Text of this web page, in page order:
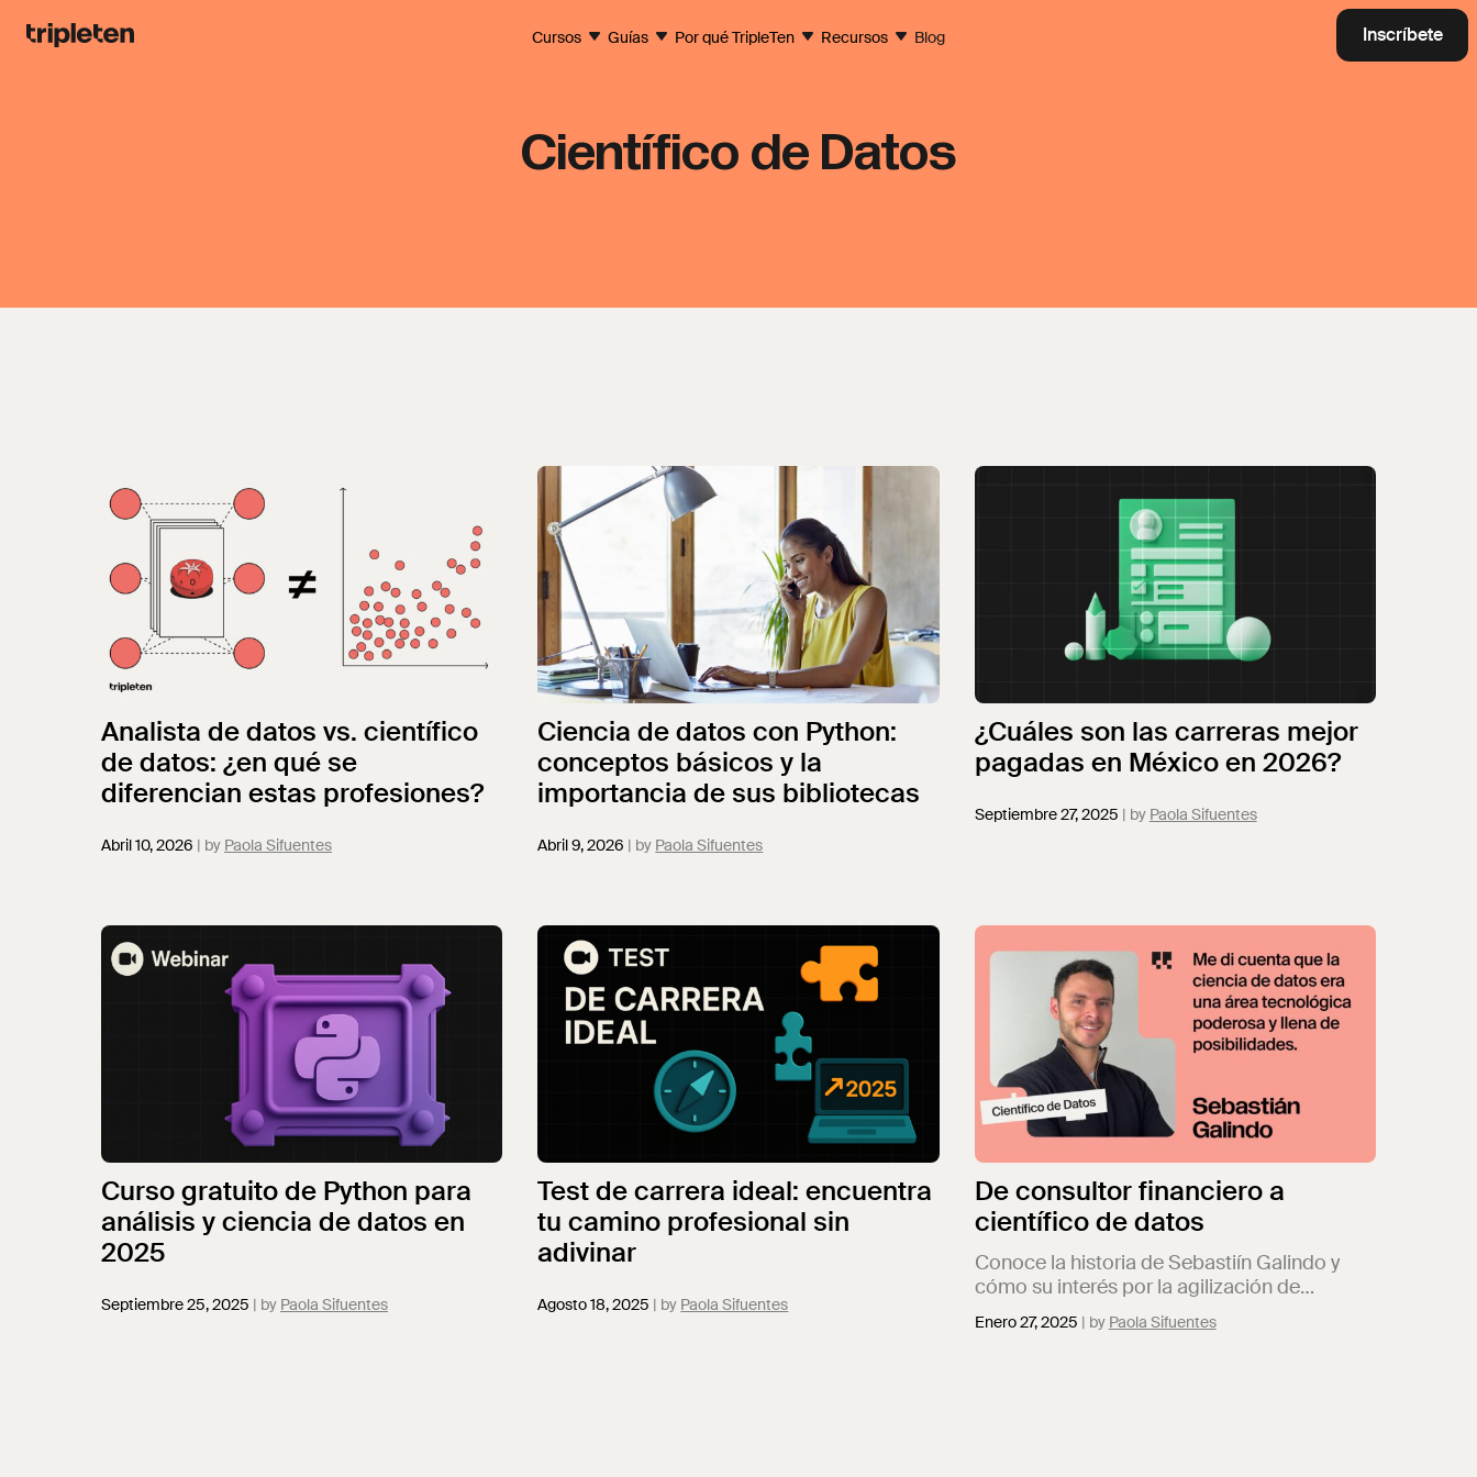
Cursos Guías Por qué TripleTen Recursos Blog Inscríbete
Científico de Datos
Analista de datos vs. científico
de datos: ¿en qué se
diferencian estas profesiones?
Abril 10, 2026 Paola Sifuentes
Ciencia de datos con Python:
conceptos básicos y la
importancia de sus bibliotecas
Abril 9, 2026 Paola Sifuentes
¿Cuáles son las carreras mejor
pagadas en México en 2026?
Septiembre 27, 2025 Paola Sifuentes
Curso gratuito de Python para
análisis y ciencia de datos en
2025
Septiembre 25, 2025 Paola Sifuentes
Test de carrera ideal: encuentra
tu camino profesional sin
adivinar
Agosto 18, 2025 Paola Sifuentes
De consultor financiero a
científico de datos
Conoce la historia de Sebastiín Galindo y
cómo su interés por la agilización de
procesos y la optimización inteligente de
negocios lo llevó a la ciencia de datos.
Enero 27, 2025 Paola Sifuentes